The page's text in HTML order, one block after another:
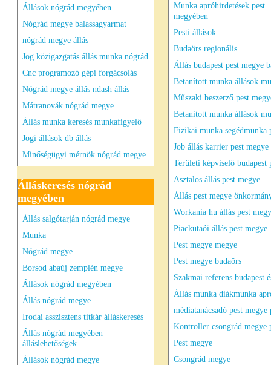
Állások nógrád megyében
Nógrád megye balassagyarmat
nógrád megye állás
Jog közigazgatás állás munka nógrád
Cnc programozó gépi forgácsolás
Nógrád megye állás ndash állás
Mátranovák nógrád megye
Állás munka keresés munkafigyelő
Jogi állások db állás
Minőségügyi mérnök nógrád megye
Álláskeresés nógrád
megyében
Állás salgótarján nógrád megye
Munka
Nógrád megye
Borsod abaúj zemplén megye
Állások nógrád megyében
Állás nógrád megye
Irodai asszisztens titkár álláskeresés
Állás nógrád megyében
álláslehetőségek
Állások nógrád megye
Munka apróhirdetések pest
megyében
Pesti állások
Budaörs regionális
Állás budapest pest megye
Betanított munka állások
Műszaki beszerző pest
Betanitott munka állások
Fizikai munka segédmunka
Job állás karrier pest megye
Területi képviselő budapest
Asztalos állás pest megye
Állás pest megye
Workania hu állás pest
Piackutaói állás pest megye
Pest megye megye
Pest megye budaörs
Szakmai referens budapest
Állás munka diákmunka
médiatanácsadó pest megye
Kontroller csongrád megye
Pest megye
Csongrád megye